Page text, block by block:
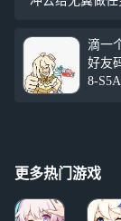
上快碰到冥龙了
色鹿一直给我
最后任务也没做
溃。。。命运你
滴一
好友
8-
（备注
方是
她画
了一
更多热门游戏